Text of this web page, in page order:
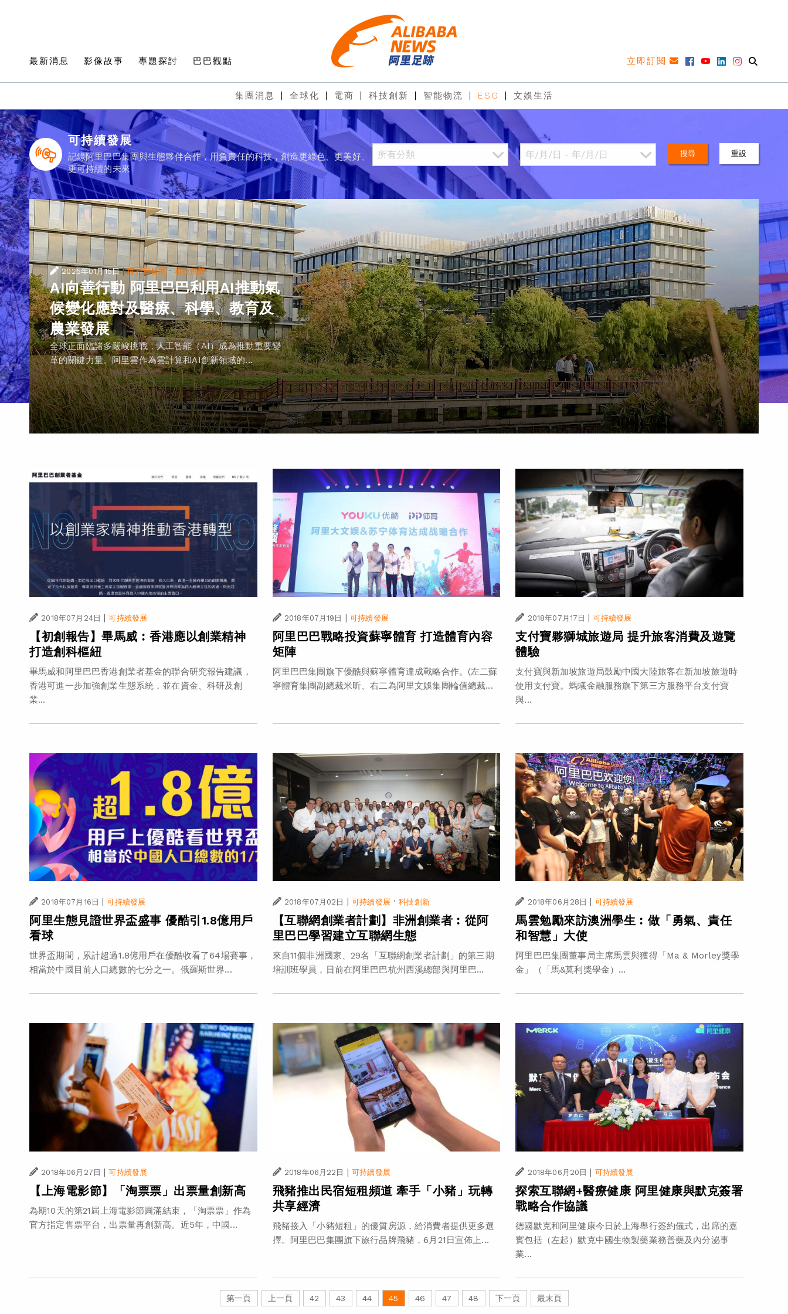
最新消息 影像故事 專題探討 巴巴觀點 立即訂閱
集團消息 全球化 電商 科技創新 智能物流 ESG 文娛生活
可持續發展
記錄阿里巴巴集團與生態夥伴合作，用負責任的科技，創造更綠色、更美好、
更可持續的未來
搜尋 重設
2025年01月15日 |可持續發展· 科技創新
AI向善行動 阿里巴巴利用AI推動氣
候變化應對及醫療、科學、教育及
農業發展
全球正面臨諸多嚴峻挑戰，人工智能（AI）成為推動重要變
革的關鍵力量。阿里雲作為雲計算和AI創新領域的...
2018年07月24日 | 可持續發展
【初創報告】畢馬威︰香港應以創業精神
打造創科樞紐
畢馬威和阿里巴巴香港創業者基金的聯合研究報告建議，
香港可進一步加強創業生態系統，並在資金、科研及創
業...
2018年07月19日 | 可持續發展
阿里巴巴戰略投資蘇寧體育 打造體育內容
矩陣
阿里巴巴集團旗下優酷與蘇寧體育達成戰略合作。(左二蘇
寧體育集團副總裁米昕、右二為阿里文娛集團輪值總裁...
2018年07月17日 | 可持續發展
支付寶夥獅城旅遊局 提升旅客消費及遊覽
體驗
支付寶與新加坡旅遊局鼓勵中國大陸旅客在新加坡旅遊時
使用支付寶。螞蟻金融服務旗下第三方服務平台支付寶
與...
2018年07月16日 | 可持續發展
阿里生態見證世界盃盛事 優酷引1.8億用戶
看球
世界盃期間，累計超過1.8億用戶在優酷收看了64場賽事，
相當於中國目前人口總數的七分之一。俄羅斯世界...
2018年07月02日 | 可持續發展 ·科技創新
【互聯網創業者計劃】非洲創業者︰從阿
里巴巴學習建立互聯網生態
來自11個非洲國家、29名「互聯網創業者計劃」的第三期
培訓班學員，日前在阿里巴巴杭州西溪總部與阿里巴...
2018年06月28日 | 可持續發展
馬雲勉勵來訪澳洲學生︰做「勇氣、責任
和智慧」大使
阿里巴巴集團董事局主席馬雲與獲得「Ma & Morley獎學
金」（「馬&莫利獎學金）...
2018年06月27日 | 可持續發展
【上海電影節】「淘票票」出票量創新高
為期10天的第21屆上海電影節圓滿結束，「淘票票」作為
官方指定售票平台，出票量再創新高。近5年，中國...
2018年06月22日 | 可持續發展
飛豬推出民宿短租頻道 牽手「小豬」玩轉
共享經濟
飛豬接入「小豬短租」的優質房源，給消費者提供更多選
擇。阿里巴巴集團旗下旅行品牌飛豬，6月21日宣佈上...
2018年06月20日 | 可持續發展
探索互聯網+醫療健康 阿里健康與默克簽署
戰略合作協議
德國默克和阿里健康今日於上海舉行簽約儀式，出席的嘉
賓包括（左起）默克中國生物製藥業務普藥及內分泌事
業...
第一頁 上一頁 42 43 44 45 46 47 48 下一頁 最末頁